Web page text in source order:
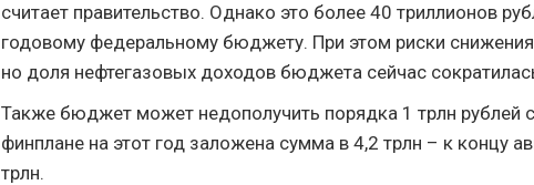
считает правительство. Однако это более 40 триллионов
годовому федеральному бюджету. При этом риски
но доля нефтегазовых доходов бюджета сейчас
Также бюджет может недополучить порядка 1 трлн рублей
финплане на этот год заложена сумма в 4,2 трлн – к концу
трлн.